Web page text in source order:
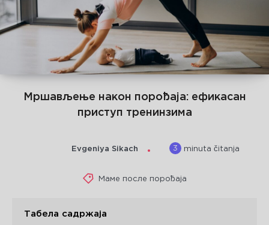
Мршављење након порођаја: ефикасан
приступ тренинзима
Evgeniya Sikach 3 minuta čitanja
Маме после порођаја
Табела садржаја